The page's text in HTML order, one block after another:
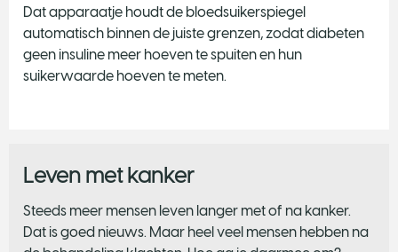
Dat apparaatje houdt de bloedsuikerspiegel
automatisch binnen de juiste grenzen, zodat diabeten
geen insuline meer hoeven te spuiten en hun
suikerwaarde hoeven te meten.
Leven met kanker
Steeds meer mensen leven langer met of na kanker.
Dat is goed nieuws. Maar heel veel mensen hebben na